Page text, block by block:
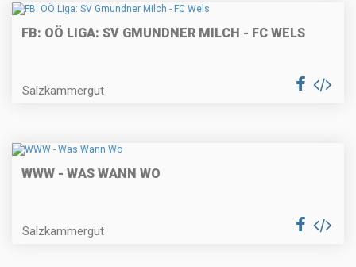
FB: OÖ LIGA: SV GMUNDNER MILCH - FC WELS
Salzkammergut
WWW - WAS WANN WO
Salzkammergut